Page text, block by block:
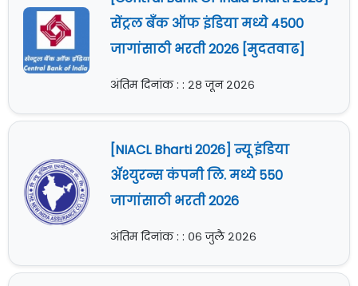
सेंट्रल बँक ऑफ इंडिया मध्ये 4500
जागांसाठी भरती 2026 [मुदतवाढ]
अंतिम दिनांक : : २८ जून २०२६
[NIACL Bharti 2026] न्यू इंडिया
ॲश्युरन्स कंपनी लि. मध्ये 550
जागांसाठी भरती 2026
अंतिम दिनांक : : ०६ जुलै २०२६